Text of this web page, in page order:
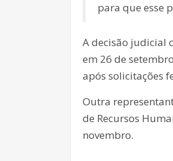
para que esse
A decisão judicial
em 26 de
após solicitações
Outra
de Recursos
novembro.